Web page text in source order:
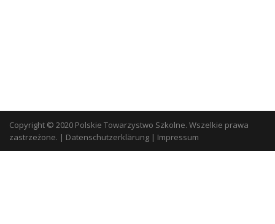
Copyright © 2020 Polskie Towarzystwo Szkolne. Wszelkie prawa
zastrzeżone. | Datenschutzerklärung | Impressum